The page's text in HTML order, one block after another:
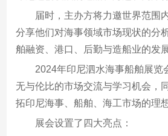
届时，主办方将力邀世界范围
分享他们对海事领域市场现状的分
舶融资、港口、后勤与造船业的发展
2024年印尼泗水海事船舶展览
无与伦比的市场交流与学习机会，
拓印尼海事、船舶、海工市场的理
展会设置了四大亮点：